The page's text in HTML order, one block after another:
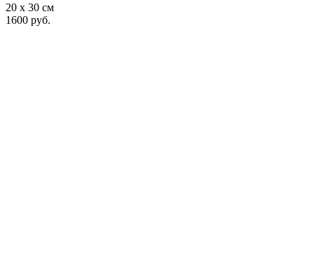
20 x 30 см
1600 руб.